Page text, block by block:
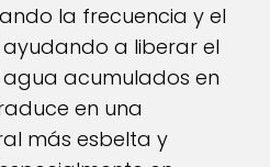
la frecuencia y el
a liberar el
acumulados en
en una
más esbelta y